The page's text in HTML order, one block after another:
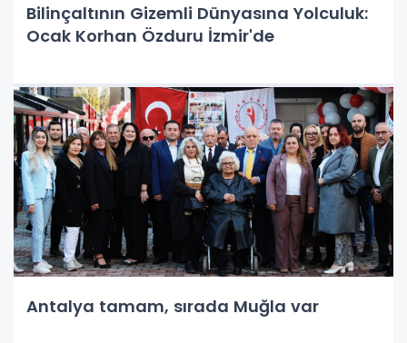
Bilinçaltının Gizemli Dünyasına Yolculuk:
Ocak Korhan Özduru İzmir'de
Antalya tamam, sırada Muğla var